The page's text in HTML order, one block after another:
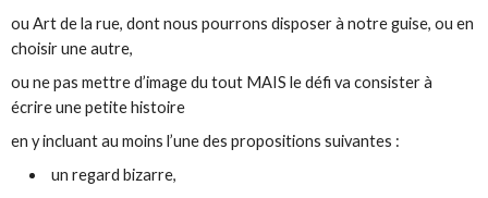
ou Art de la rue, dont nous pourrons disposer à notre guise, ou en
choisir une autre,
ou ne pas mettre d’image du tout MAIS le défi va consister à
écrire une petite histoire
en y incluant au moins l’une des propositions suivantes :
un regard bizarre,